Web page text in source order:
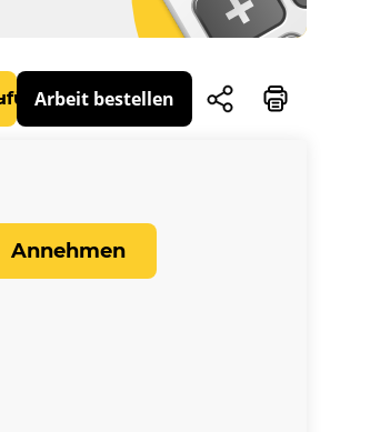
Arbeit bestellen
Annehmen